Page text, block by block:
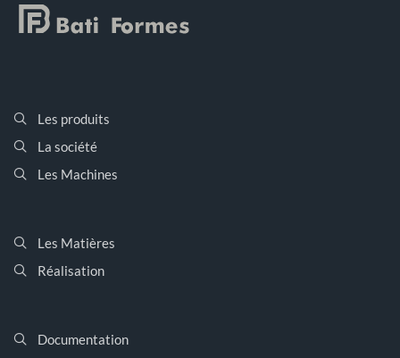
Les produits
La société
Les Machines
Les Matières
Réalisation
Documentation